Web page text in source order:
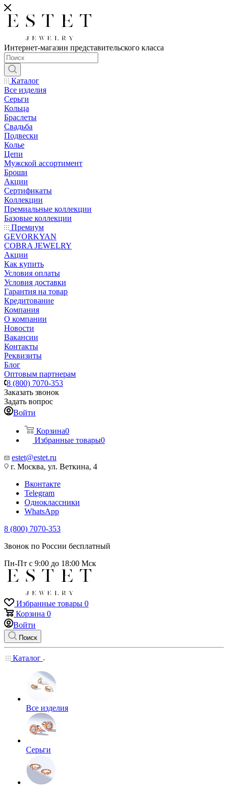
Интернет-магазин представительского класса
Каталог
Все изделия
Серьги
Кольца
Браслеты
Свадьба
Подвески
Колье
Цепи
Мужской ассортимент
Броши
Акции
Сертификаты
Коллекции
Премиальные коллекции
Базовые коллекции
Премиум
GEVORKYAN
COBRA JEWELRY
Акции
Как купить
Условия оплаты
Условия доставки
Гарантия на товар
Кредитование
Компания
О компании
Новости
Вакансии
Контакты
Реквизиты
Блог
Оптовым партнерам
8 (800) 7070-353
Заказать звонок
Задать вопрос
Войти
Корзина0
Избранные товары0
estet@estet.ru
г. Москва, ул. Веткина, 4
Вконтакте
Telegram
Одноклассники
WhatsApp
8 (800) 7070-353
Звонок по России бесплатный
Пн-Пт с 9:00 до 18:00 Мск
Избранные товары 0
Корзина 0
Войти
Поиск
Каталог
Все изделия
Серьги